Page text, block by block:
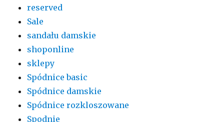
reserved
Sale
sandału damskie
shoponline
sklepy
Spódnice basic
Spódnice damskie
Spódnice rozkloszowane
Spodnie